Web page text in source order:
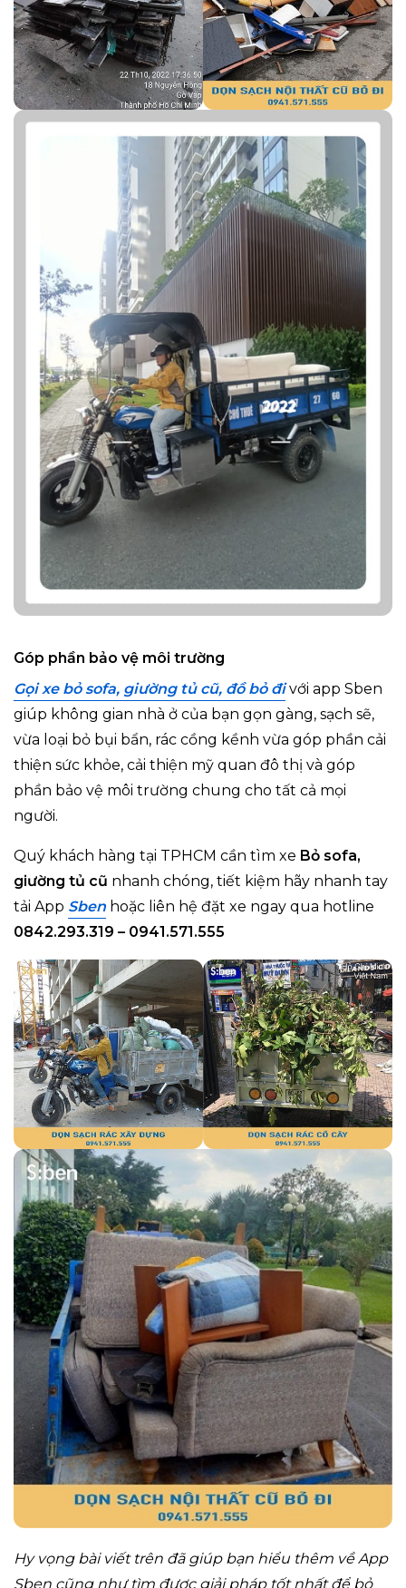
Góp phần bảo vệ môi trường
Gọi xe bỏ sofa, giường tủ cũ, đồ bỏ đivới app Sben
giúp không gian nhà ở của bạn gọn gàng, sạch sẽ,
vừa loại bỏ bụi bẩn, rác cồng kềnh vừa góp phần cải
thiện sức khỏe, cải thiện mỹ quan đô thị và góp
phần bảo vệ môi trường chung cho tất cả mọi
người.
Quý khách hàng tại TPHCM cần tìm xe Bỏ sofa,
giường tủ cũ nhanh chóng, tiết kiệm hãy nhanh tay
tải App Sben hoặc liên hệ đặt xe ngay qua hotline
0842.293.319 – 0941.571.555
Hy vọng bài viết trên đã giúp bạn hiểu thêm về App
Sben cũng như tìm được giải pháp tốt nhất để bỏ